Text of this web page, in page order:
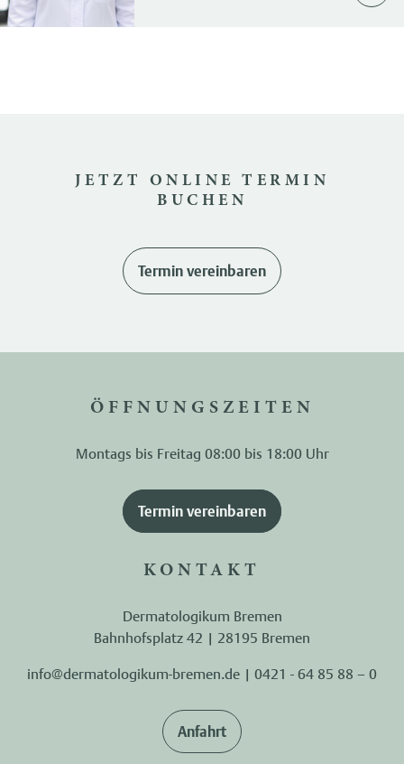
JETZT ONLINE TERMIN
BUCHEN
Termin vereinbaren
ÖFFNUNGSZEITEN
Montags bis Freitag 08:00 bis 18:00 Uhr
Termin vereinbaren
KONTAKT
Dermatologikum Bremen
Bahnhofsplatz 42 | 28195 Bremen
info@dermatologikum-bremen.de | 0421 - 64 85 88 – 0
Anfahrt